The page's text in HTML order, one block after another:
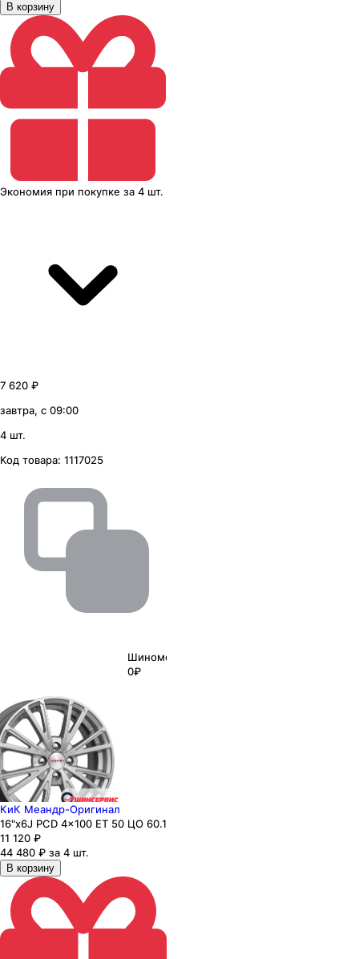
В корзину
Экономия при покупке за 4 шт.
7 620 ₽
завтра, с 09:00
4 шт.
Код товара: 1117025
Шиномонтаж
0₽
КиК Меандр-Оригинал
16"x6J PCD 4x100 ЕТ 50 ЦО 60.1
11 120 ₽
44 480 ₽ за 4 шт.
В корзину